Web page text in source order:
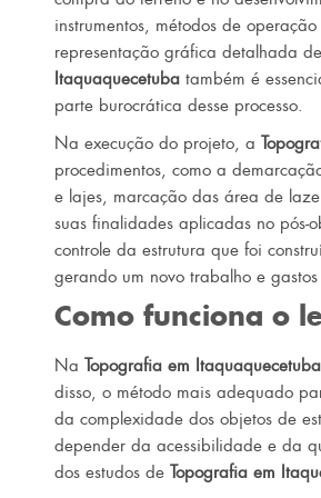
instrumentos, métodos de
representação gráfica detalhada
Itaquaquecetuba também é
parte burocrática desse processo.
Na execução do projeto, a
procedimentos, como a
e lajes, marcação das área de
suas finalidades aplicadas no pós-
controle da estrutura que foi
gerando um novo trabalho e
Como funciona o
Na Topografia em Itaquaquecetuba
disso, o método mais adequado
da complexidade dos objetos de
depender da acessibilidade e da
dos estudos de Topografia em